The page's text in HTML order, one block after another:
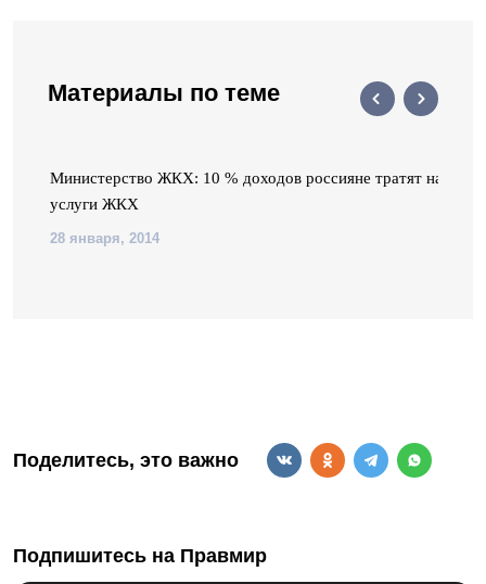
Материалы по теме
Министерство ЖКХ: 10 % доходов россияне тратят на
услуги ЖКХ
28 января, 2014
Поделитесь, это важно
Подпишитесь на Правмир